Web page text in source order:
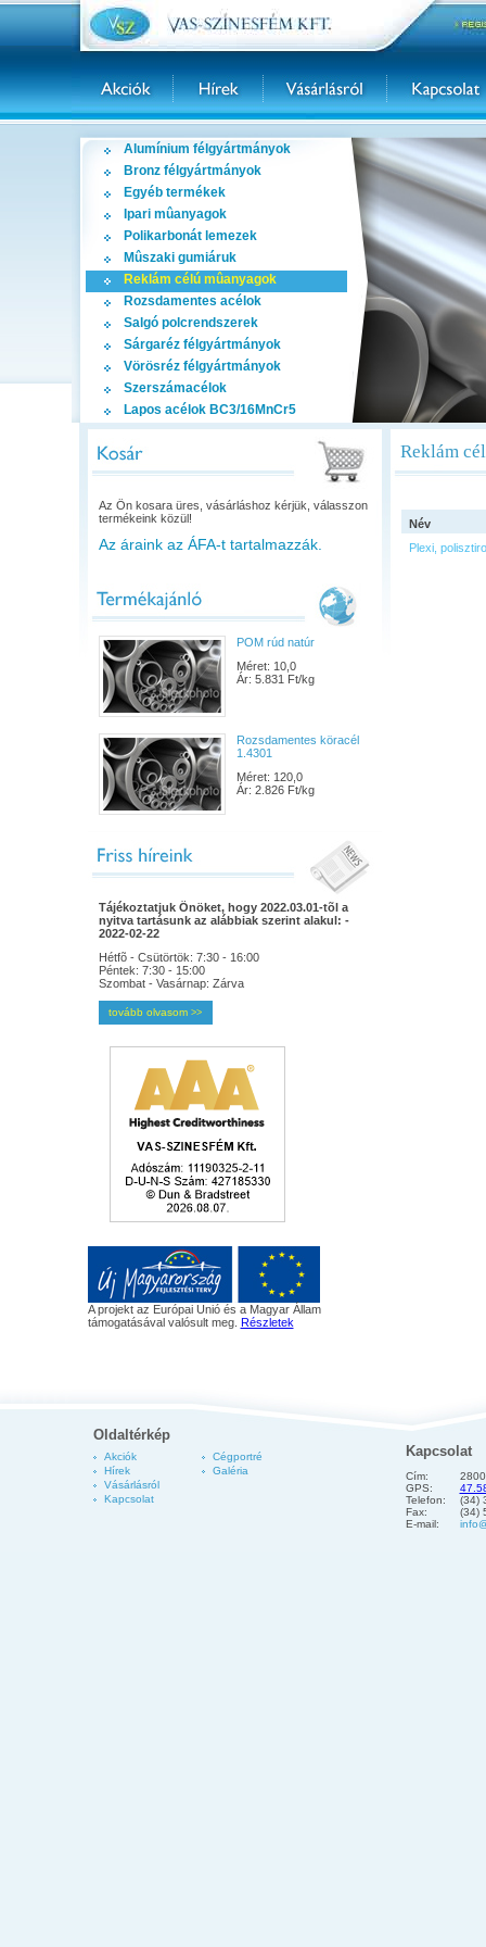
Alumínium félgyártmányok
Bronz félgyártmányok
Egyéb termékek
Ipari mûanyagok
Polikarbonát lemezek
Mûszaki gumiáruk
Reklám célú mûanyagok
Rozsdamentes acélok
Salgó polcrendszerek
Sárgaréz félgyártmányok
Vörösréz félgyártmányok
Szerszámacélok
Lapos acélok BC3/16MnCr5
Az Ön kosara üres, vásárláshoz kérjük, válasszon
termékeink közül!
Az áraink az ÁFA-t tartalmazzák.
POM rúd natúr
Méret: 10,0
Ár: 5.831 Ft/kg
Rozsdamentes köracél
1.4301
Méret: 120,0
Ár: 2.826 Ft/kg
Tájékoztatjuk Önöket, hogy 2022.03.01-tõl a
nyitva tartásunk az alábbiak szerint alakul: -
2022-02-22
Hétfõ - Csütörtök: 7:30 - 16:00
Péntek: 7:30 - 15:00
Szombat - Vasárnap: Zárva
tovább olvasom >>
A projekt az Európai Unió és a Magyar Állam
támogatásával valósult meg. Részletek
Reklám
Név
Plexi,
Oldaltérkép
Akciók
Hírek
Vásárlásról
Kapcsolat
Cégportré
Galéria
Kapcsolat
Cím:
GPS:
Telefon:
(34)
Fax:
(34)
E-mail: